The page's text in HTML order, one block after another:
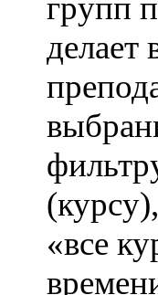
групп
делает
«все